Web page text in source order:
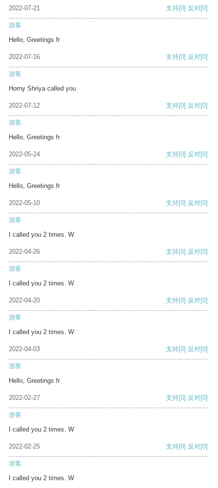
2022-07-21 支持[0] 反对[0]
游客
Hello, Greetings fr
2022-07-16 支持[0] 反对[0]
游客
Horny Shriya called you
2022-07-12 支持[0] 反对[0]
游客
Hello, Greetings fr
2022-05-24 支持[0] 反对[0]
游客
Hello, Greetings fr
2022-05-10 支持[0] 反对[0]
游客
I called you 2 times. W
2022-04-26 支持[0] 反对[0]
游客
I called you 2 times. W
2022-04-20 支持[0] 反对[0]
游客
I called you 2 times. W
2022-04-03 支持[0] 反对[0]
游客
Hello, Greetings fr
2022-02-27 支持[0] 反对[0]
游客
I called you 2 times. W
2022-02-25 支持[0] 反对[0]
游客
I called you 2 times. W